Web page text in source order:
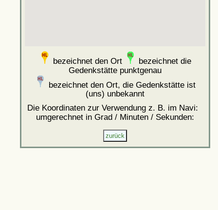
bezeichnet den Ort
bezeichnet die
Gedenkstätte punktgenau
bezeichnet den Ort, die Gedenkstätte ist
(uns) unbekannt
Die Koordinaten zur Verwendung z. B. im Navi:
umgerechnet in Grad / Minuten / Sekunden: